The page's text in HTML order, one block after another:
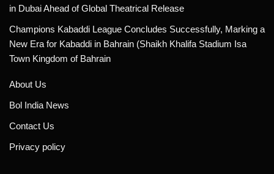
in Dubai Ahead of Global Theatrical Release
Champions Kabaddi League Concludes Successfully, Marking a
New Era for Kabaddi in Bahrain (Shaikh Khalifa Stadium Isa
Town Kingdom of Bahrain
About Us
Bol India News
Contact Us
Privacy policy